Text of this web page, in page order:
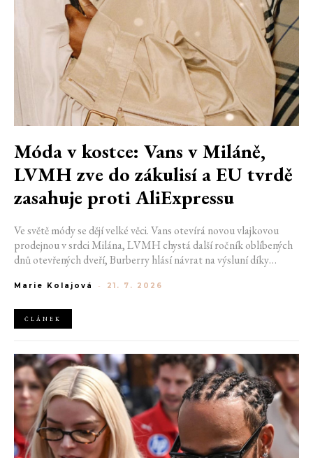
Móda v kostce: Vans v Miláně,
LVMH zve do zákulisí a EU tvrdě
zasahuje proti AliExpressu
Ve světě módy se dějí velké věci. Vans otevírá novou vlajkovou
prodejnou v srdci Milána, LVMH chystá další ročník oblíbených
dnů otevřených dveří, Burberry hlásí návrat na výsluní díky
AliExpress.
Marie Kolajová - 21. 7. 2026
ČLÁNEK